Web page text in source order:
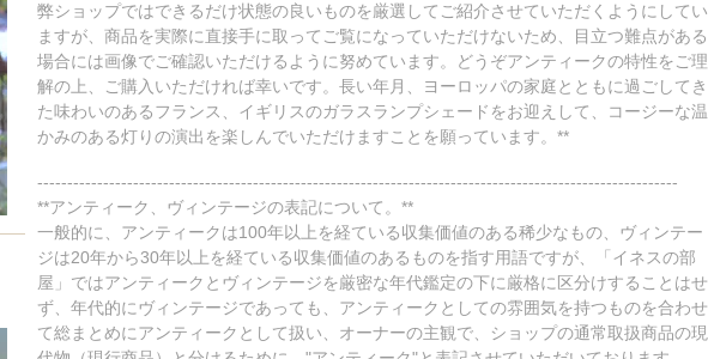
弊ショップではできるだけ状態の良いものを厳選してご紹介させていただくようにしてい
ますが、商品を実際に直接手に取ってご覧になっていただけないため、目立つ難点がある
場合には画像でご確認いただけるように努めています。どうぞアンティークの特性をご理
解の上、ご購入いただければ幸いです。長い年月、ヨーロッパの家庭とともに過ごしてき
た味わいのあるフランス、イギリスのガラスランプシェードをお迎えして、コージーな温
かみのある灯りの演出を楽しんでいただけますことを願っています。**
-----------------------------------------------------------------------------------------------------------
**アンティーク、ヴィンテージの表記について。**
一般的に、アンティークは100年以上を経ている収集価値のある稀少なもの、ヴィンテー
ジは20年から30年以上を経ている収集価値のあるものを指す用語ですが、「イネスの部
屋」ではアンティークとヴィンテージを厳密な年代鑑定の下に厳格に区分けすることはせ
ず、年代的にヴィンテージであっても、アンティークとしての雰囲気を持つものを合わせ
て総まとめにアンティークとして扱い、オーナーの主観で、ショップの通常取扱商品の現